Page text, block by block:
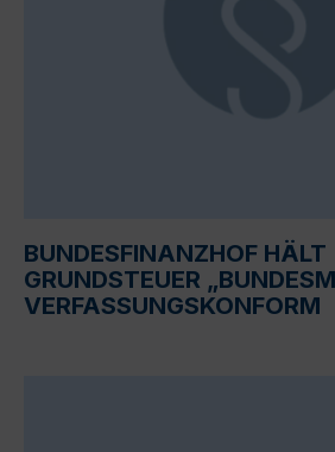
BUNDESFINANZHOF HÄLT
GRUNDSTEUER
VERFASSUNGSKONFORM